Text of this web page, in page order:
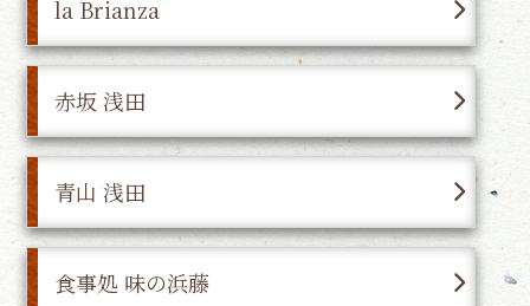
la Brianza
赤坂 浅田
青山 浅田
食事処 味の浜藤